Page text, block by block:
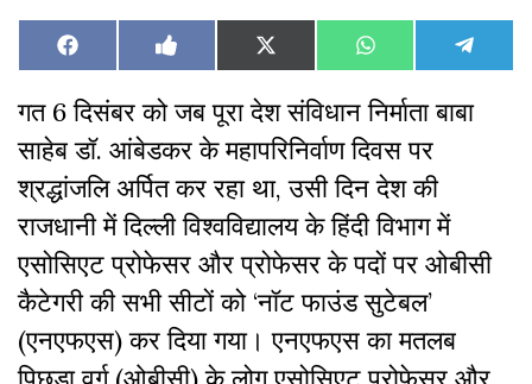
Share
on
Facebook Share
on
Like
on
Facebook
Share
on
X
(Twitter)
Share
on
WhatsAppShare
on
गत 6 दिसंबर को जब पूरा देश संविधान निर्माता बाबा
साहेब डॉ. आंबेडकर के महापरिनिर्वाण दिवस पर
श्रद्धांजलि अर्पित कर रहा था, उसी दिन देश की
राजधानी में दिल्ली विश्वविद्यालय के हिंदी विभाग में
एसोसिएट प्रोफेसर और प्रोफेसर के पदों पर ओबीसी
कैटेगरी की सभी सीटों को ‘नॉट फाउंड सुटेबल’
(एनएफएस) कर दिया गया। एनएफएस का मतलब